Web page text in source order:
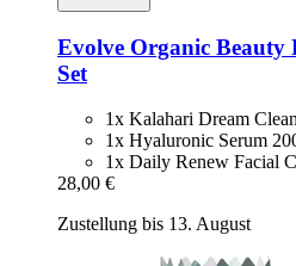
Evolve Organic Beauty
Set
1x Kalahari Dream
1x Hyaluronic Serum
1x Daily Renew Facial
28,00 €
Zustellung bis 13. August